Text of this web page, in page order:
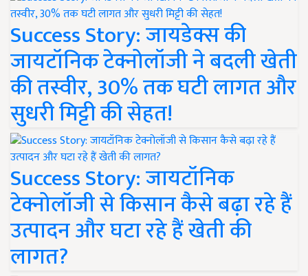
Success Story: जायडेक्स की
जायटॉनिक टेक्नोलॉजी ने बदली खेती
की तस्वीर, 30% तक घटी लागत और
सुधरी मिट्टी की सेहत!
Success Story: जायटॉनिक
टेक्नोलॉजी से किसान कैसे बढ़ा रहे हैं
उत्पादन और घटा रहे हैं खेती की
लागत?